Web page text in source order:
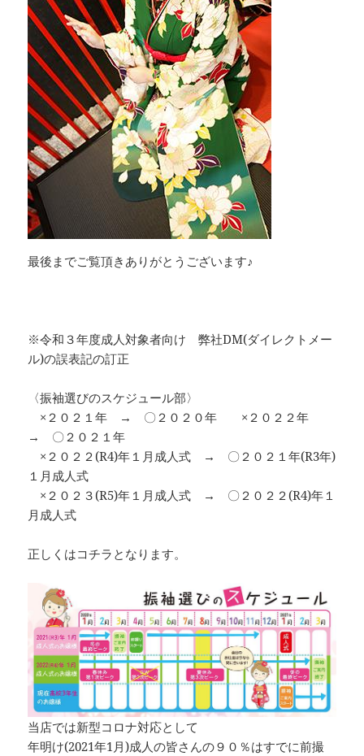
最後までご覧頂きありがとうございます♪
※令和３年度成人対象者向け 弊社DM(ダイレクトメー
ル)の誤表記の訂正
〈振袖選びのスケジュール部〉
×２０２１年 → 〇２０２０年 ×２０２２年
→ 〇２０２１年
×２０２２(R4)年１月成人式 → 〇２０２１年(R3年)
１月成人式
×２０２３(R5)年１月成人式 → 〇２０２２(R4)年１
月成人式
正しくはコチラとなります。
当店では新型コロナ対応として
年明け(2021年1月)成人の皆さんの９０％はすでに前撮